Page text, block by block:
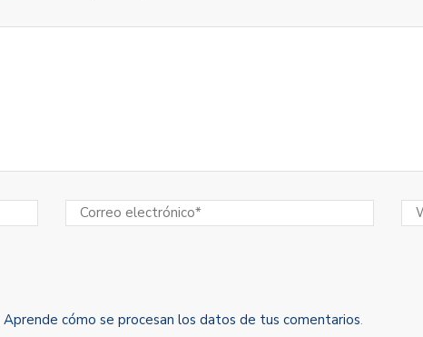
Aprende cómo se procesan los datos de tus comentarios.